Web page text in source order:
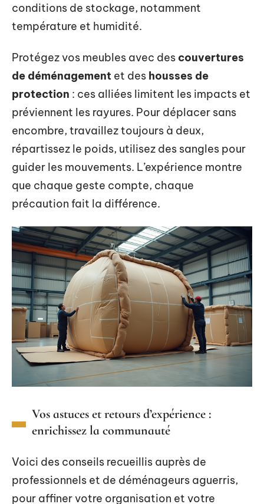
conditions de stockage, notamment
température et humidité.
Protégez vos meubles avec des couvertures
de déménagement et des housses de
protection : ces alliées limitent les impacts et
préviennent les rayures. Pour déplacer sans
encombre, travaillez toujours à deux,
répartissez le poids, utilisez des sangles pour
guider les mouvements. L’expérience montre
que chaque geste compte, chaque
précaution fait la différence.
Vos astuces et retours d’expérience :
enrichissez la communauté
Voici des conseils recueillis auprès de
professionnels et de déménageurs aguerris,
pour affiner votre organisation et votre